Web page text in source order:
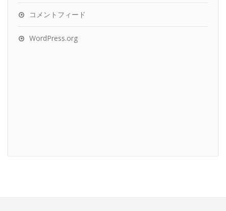
コメントフィード
WordPress.org